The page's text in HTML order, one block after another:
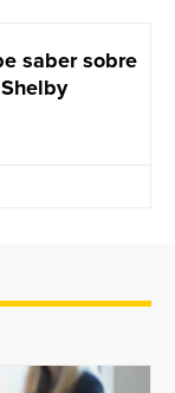
saber sobre